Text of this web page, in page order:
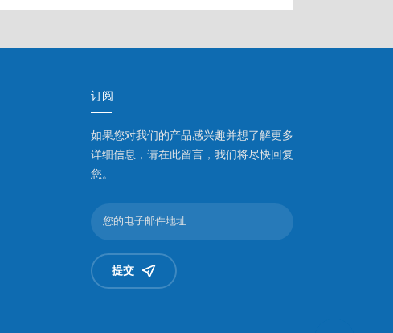
订阅
如果您对我们的产品感兴趣并想了解更多
详细信息，请在此留言，我们将尽快回复
您。
提交